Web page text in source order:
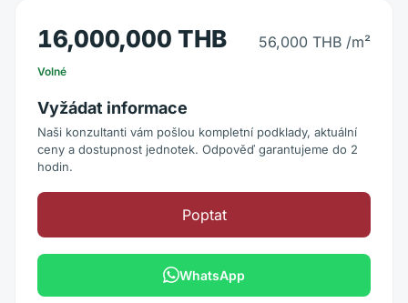
16,000,000 THB 56,000 THB /m²
Volné
Vyžádat informace
Naši konzultanti vám pošlou kompletní podklady, aktuální
ceny a dostupnost jednotek. Odpověď garantujeme do 2
hodin.
Poptat
WhatsApp